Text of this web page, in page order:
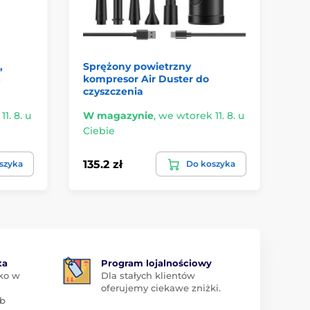
8. u
Sprężony powietrzny
kompresor Air Duster do
czyszczenia
W magazynie, we wtorek 11. 8. u
Ciebie
135.2 zł Do koszyka
w
Program lojalnościowy
Dla stałych klientów
oferujemy ciekawe zniżki.